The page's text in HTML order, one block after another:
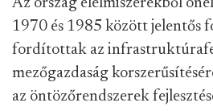
Az ország élelmiszerekből
1970 és 1985 között jelentős
fordítottak az
mezőgazdaság
az öntözőrendszerek